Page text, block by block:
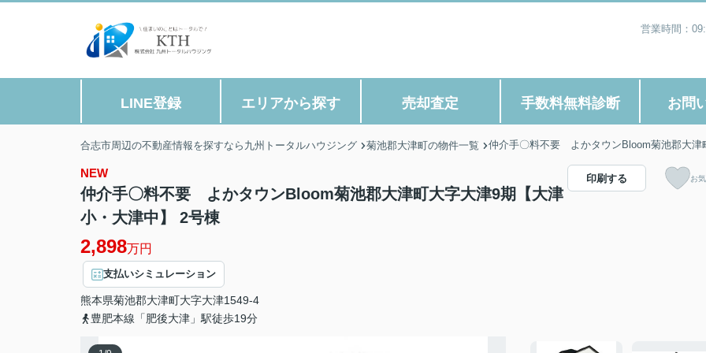
営業時間：
LINE登録 エリアから探す 売却査定 手数料無料診断 お問
合志市周辺の不動産情報を探すなら九州トータルハウジング 菊池郡大津町の物件一覧 仲介手〇料不要 よかタウンBloom菊池郡大津
NEW
仲介手〇料不要 よかタウンBloom菊池郡大津町大字大津9期【大津
小・大津中】 2号棟
2,898万円
支払いシミュレーション
熊本県菊池郡大津町大字大津1549-4
豊肥本線「肥後大津」駅徒歩19分
印刷する お